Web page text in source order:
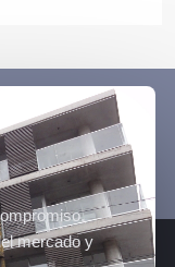
mercado y